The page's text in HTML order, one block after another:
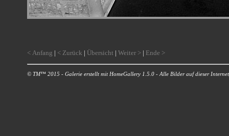
< Anfang | < Zurück | Übersicht |Weiter > | Ende >
© TM™ 2015 - Galerie erstellt mit HomeGallery 1.5.0 - Alle Bilder auf dieser